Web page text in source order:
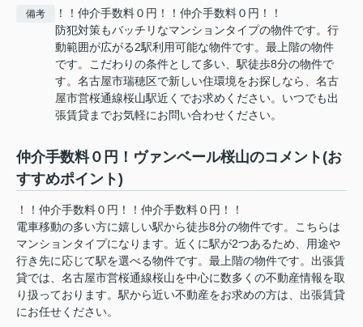
備考
！！仲介手数料０円！！仲介手数料０円！！
防犯対策もバッチリなマンションタイプの物件です。行
動範囲が広がる2駅利用可能な物件です。最上階の物件
です。こだわりの条件として多い、駅徒歩8分の物件で
す。名古屋市瑞穂区で新しい住環境をお探しなら、名古
屋市営桜通線桜山駅近くでお求めください。いつでも出
張賃貸までお気軽にお問い合わせください。
仲介手数料０円！ヴァンベール桜山のコメント(お
すすめポイント)
！！仲介手数料０円！！仲介手数料０円！！
電車移動の多い方に嬉しい駅から徒歩8分の物件です。こちらは
マンションタイプになります。近くに駅が2つあるため、用途や
行き先に応じて駅を選べる物件です。最上階の物件です。出張賃
貸では、名古屋市営桜通線桜山を中心に数多くの不動産情報を取
り扱っております。駅から近い不動産をお求めの方は、出張賃貸
にお任せください。